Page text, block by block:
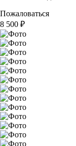
Пожаловаться
8 500 ₽